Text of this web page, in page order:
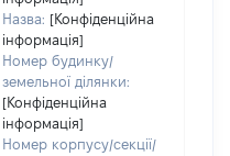
Назва: [Конфіденційна
інформація]
Номер будинку/
земельної ділянки:
[Конфіденційна
інформація]
Номер корпусу/секції/